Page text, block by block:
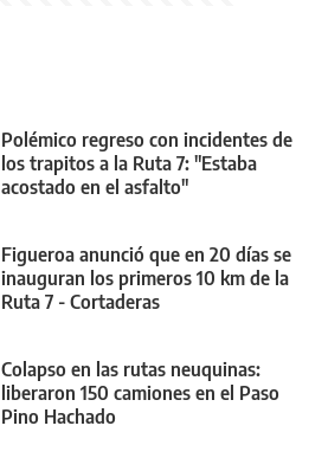
Polémico regreso con incidentes de
los trapitos a la Ruta 7: "Estaba
acostado en el asfalto"
Figueroa anunció que en 20 días se
inauguran los primeros 10 km de la
Ruta 7 - Cortaderas
Colapso en las rutas neuquinas:
liberaron 150 camiones en el Paso
Pino Hachado